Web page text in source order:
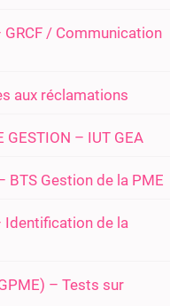
/ Communication
aux réclamations
GESTION – IUT GEA
BTS Gestion de la PME
Identification de la
– Tests sur